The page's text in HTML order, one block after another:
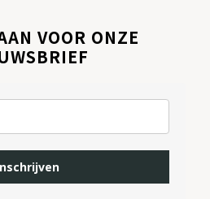
VOOR ONZE